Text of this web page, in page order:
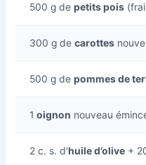
500 g depetits pois
300 g decarottes
500 g depommes de
1oignon nouveau
2 c. s. d’huile d’olive +